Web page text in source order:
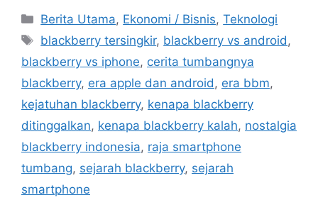
Categories
Berita Utama, Ekonomi / Bisnis,Teknologi
Tags
blackberry tersingkir, blackberry vs android,
blackberry vs iphone, cerita tumbangnya
blackberry, era apple dan android, era bbm,
kejatuhan blackberry, kenapa blackberry
ditinggalkan, kenapa blackberry kalah, nostalgia
blackberry indonesia, raja smartphone
tumbang, sejarah blackberry, sejarah
smartphone